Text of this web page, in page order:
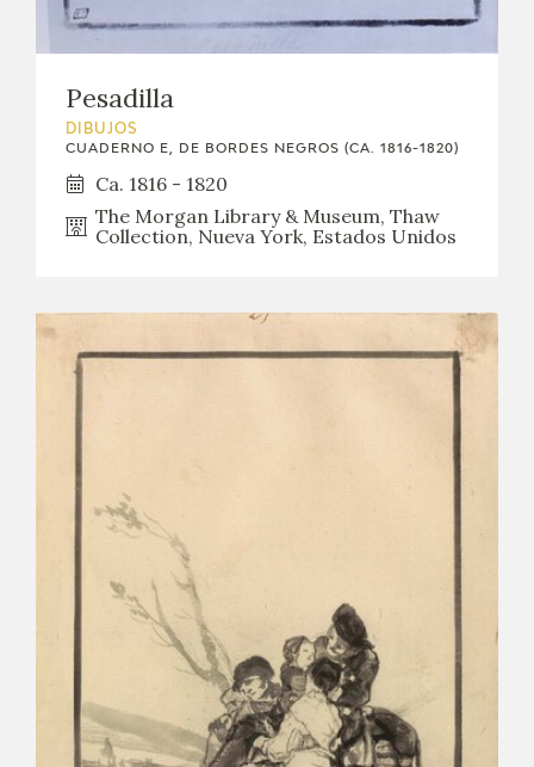
Pesadilla
DIBUJOS
CUADERNO E, DE BORDES NEGROS (CA. 1816-1820)
Ca. 1816 - 1820
The Morgan Library & Museum, Thaw
Collection, Nueva York, Estados Unidos